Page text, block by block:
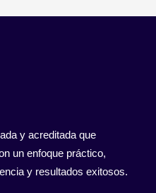
y acreditada que
un enfoque práctico,
y resultados exitosos.